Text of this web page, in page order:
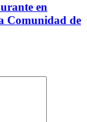
en
Comunidad de